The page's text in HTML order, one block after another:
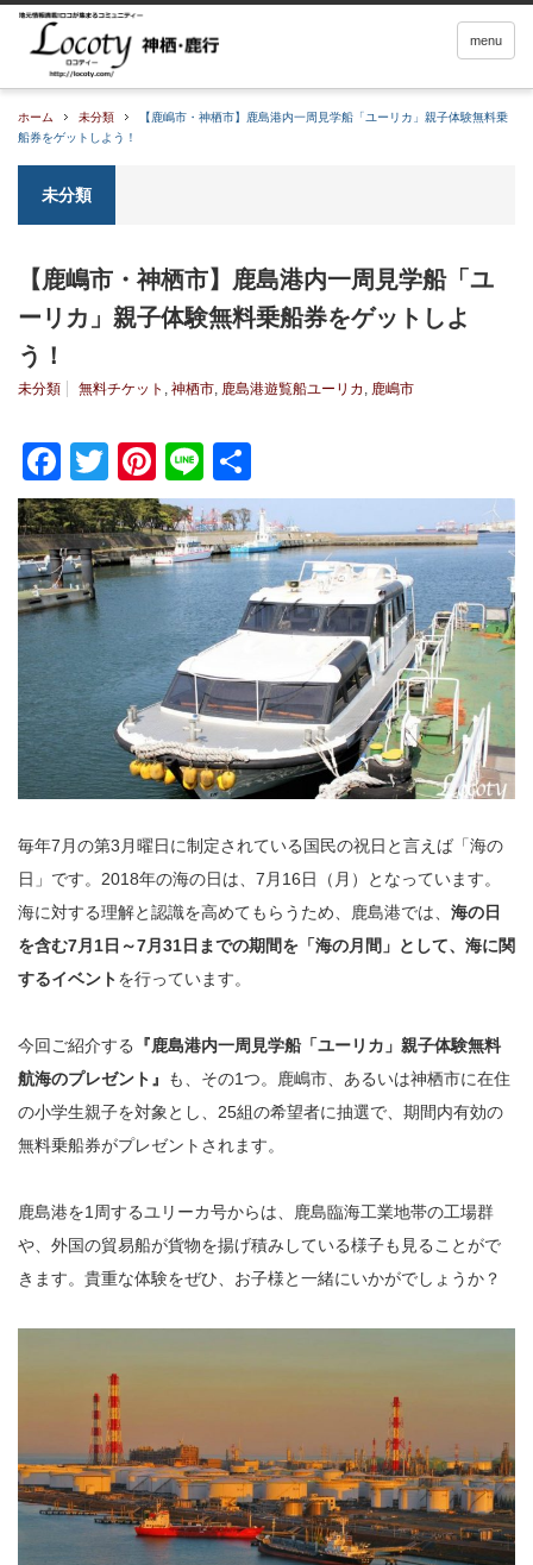
menu
ホーム 未分類
【鹿嶋市・神栖市】鹿島港内一周見学船「ユーリカ」親子体験無料乗
船券をゲットしよう！
未分類
【鹿嶋市・神栖市】鹿島港内一周見学船「ユ
ーリカ」親子体験無料乗船券をゲットしよ
う！
未分類 無料チケット , 神栖市, 鹿島港遊覧船ユーリカ , 鹿嶋市
Facebook
TwitterPinterest
Line
有
毎年7月の第3月曜日に制定されている国民の祝日と言えば「海の
日」です。2018年の海の日は、7月16日（月）となっています。
海に対する理解と認識を高めてもらうため、鹿島港では、 海の日
を含む7月1日～7月31日までの期間を「海の月間」として、海に関
するイベントを行っています。
今回ご紹介する
『鹿島港内一周見学船「ユーリカ」親子体験無料
航海のプレゼント』
も、その1つ。鹿嶋市、あるいは神栖市に在住
の小学生親子を対象とし、25組の希望者に抽選で、期間内有効の
無料乗船券がプレゼントされます。
鹿島港を1周するユリーカ号からは、鹿島臨海工業地帯の工場群
や、外国の貿易船が貨物を揚げ積みしている様子も見ることがで
きます。貴重な体験をぜひ、お子様と一緒にいかがでしょうか？